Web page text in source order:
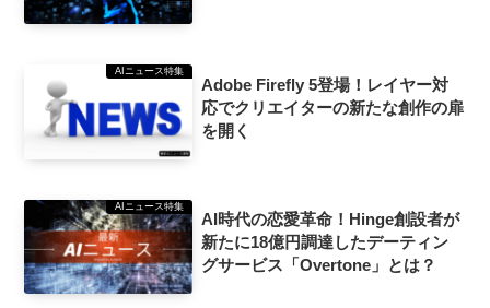
AIニュース特集
Adobe Firefly 5登場！レイヤー対
応でクリエイターの新たな創作の扉
を開く
AIニュース特集
AI時代の恋愛革命！Hinge創設者が
新たに18億円調達したデーティン
グサービス「Overtone」とは？